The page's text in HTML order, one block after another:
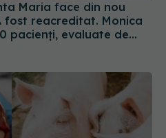
fost reacreditat. Monica
pacienți, evaluate de